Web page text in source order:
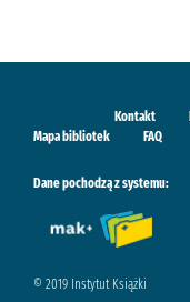
Kontakt
Mapa bibliotek
FAQ
Dane pochodzą z systemu:
© 2019 Instytut Książki